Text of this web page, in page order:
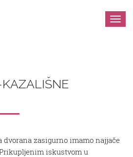
dvorana zasigurno imamo najjače
iskustvom u